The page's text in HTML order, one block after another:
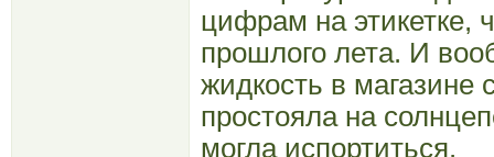
цифрам на этикетке,
прошлого лета. И
жидкость в магазине
простояла на
могла испортиться.